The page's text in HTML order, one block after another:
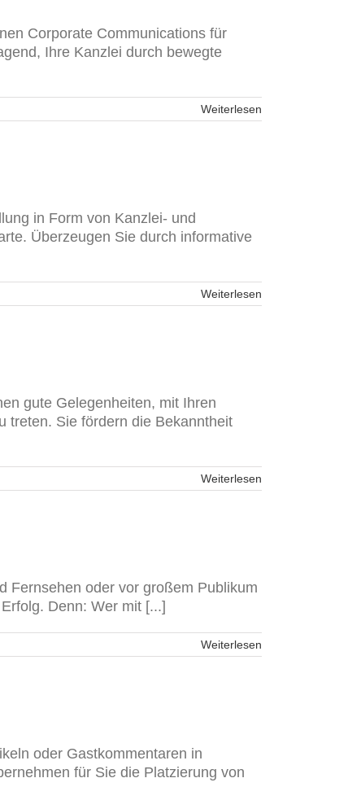
Corporate Communications für
Ihre Kanzlei durch bewegte
Weiterlesen
in Form von Kanzlei- und
Überzeugen Sie durch informative
Weiterlesen
gute Gelegenheiten, mit Ihren
treten. Sie fördern die Bekanntheit
Weiterlesen
Fernsehen oder vor großem Publikum
Denn: Wer mit [...]
Weiterlesen
oder Gastkommentaren in
für Sie die Platzierung von